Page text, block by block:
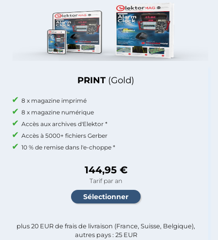
PRINT (Gold)
8 x magazine imprimé
8 x magazine numérique
Accès aux archives d'Elektor *
Accès à 5000+ fichiers Gerber
10 % de remise dans l'e-choppe *
144,95 €
Tarif par an
plus 20 EUR de frais de livraison (France, Suisse, Belgique),
autres pays : 25 EUR